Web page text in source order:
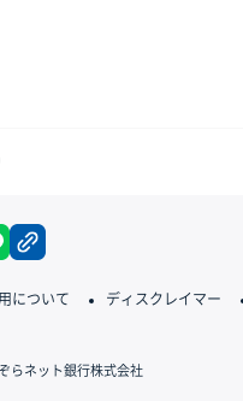
facebook
について ディスクレイマー
らネット銀行株式会社